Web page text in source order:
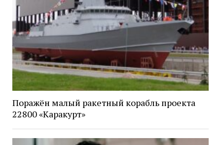
Поражён малый ракетный корабль проекта
22800 «Каракурт»